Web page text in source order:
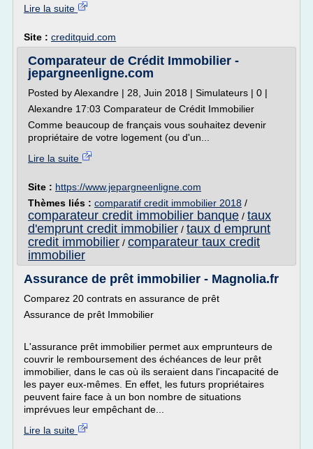
Lire la suite
Site : creditquid.com
Comparateur de Crédit Immobilier -
jepargneenligne.com
Posted by Alexandre | 28, Juin 2018 | Simulateurs | 0 |
Alexandre 17:03 Comparateur de Crédit Immobilier
Comme beaucoup de français vous souhaitez devenir
propriétaire de votre logement (ou d'un...
Lire la suite
Site : https://www.jepargneenligne.com
Thèmes liés : comparatif credit immobilier 2018 /
comparateur credit immobilier banque / taux
d'emprunt credit immobilier / taux d emprunt
credit immobilier / comparateur taux credit
immobilier
Assurance de prêt immobilier - Magnolia.fr
Comparez 20 contrats en assurance de prêt
Assurance de prêt Immobilier
L'assurance prêt immobilier permet aux emprunteurs de
couvrir le remboursement des échéances de leur prêt
immobilier, dans le cas où ils seraient dans l'incapacité de
les payer eux-mêmes. En effet, les futurs propriétaires
peuvent faire face à un bon nombre de situations
imprévues leur empêchant de...
Lire la suite